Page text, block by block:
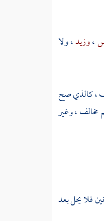
،وزيد، ولا
، كالذي صح
مخالف ، وغير
فلا يحل بعد